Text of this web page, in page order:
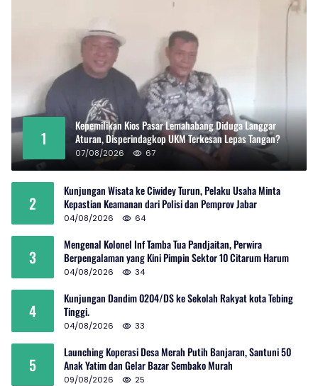
1
Kepemilikan Kios Pasar Lemahabang Diduga Langgar
Aturan, Disperindagkop UKM Terkesan Lepas Tangan?
07/08/2026 67
2
Kunjungan Wisata ke Ciwidey Turun, Pelaku Usaha Minta
Kepastian Keamanan dari Polisi dan Pemprov Jabar
04/08/2026 64
3
Mengenal Kolonel Inf Tamba Tua Pandjaitan, Perwira
Berpengalaman yang Kini Pimpin Sektor 10 Citarum Harum
04/08/2026 34
4
Kunjungan Dandim 0204/DS ke Sekolah Rakyat kota Tebing
Tinggi.
04/08/2026 33
5
Launching Koperasi Desa Merah Putih Banjaran, Santuni 50
Anak Yatim dan Gelar Bazar Sembako Murah
09/08/2026 25